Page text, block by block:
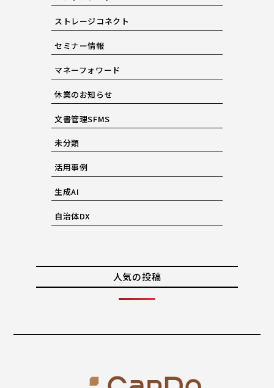
ストレージコネクト
セミナー情報
マネーフォワード
休業のお知らせ
文書管理SFMS
未分類
活用事例
生成AI
自治体DX
人気の投稿